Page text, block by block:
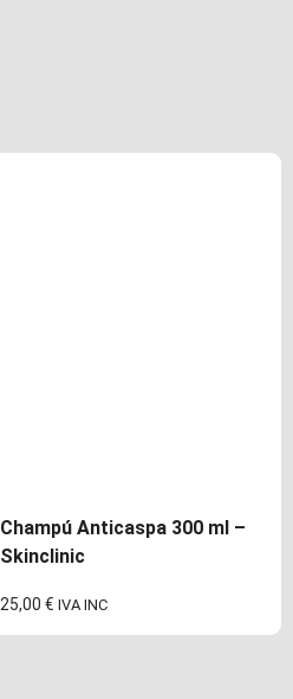
Champú Anticaspa 300 ml –
Skinclinic
25,00€ IVA INC